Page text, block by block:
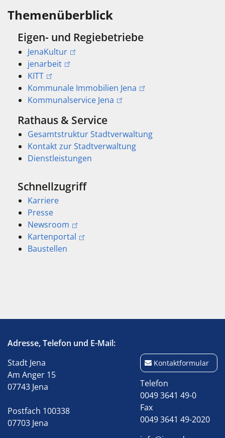
Themenüberblick
Eigen- und Regiebetriebe
JenaKultur
jenarbeit
KITT
Kommunale Immobilien Jena
Kommunalservice Jena
Rathaus & Service
Gesamtstruktur Stadtverwaltung
Kontakt zur Stadtverwaltung
Dienstleistungen
Schnellzugriff
Karriere
Presse
Newsroom
Kartenportal
Baustellen
Adresse, Telefon und E-Mail:
Stadt Jena
Am Anger 15
07743 Jena
Postfach 100338
07703 Jena
Kontaktformular
Telefon
0049 3641 49-0
Fax
0049 3641 49-2020